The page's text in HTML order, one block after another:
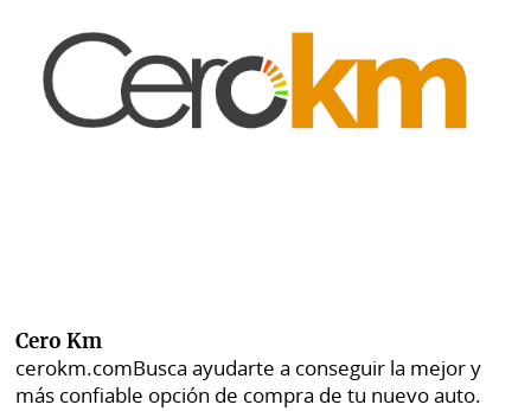
Cero Km
cerokm.comBusca ayudarte a conseguir la mejor y
más confiable opción de compra de tu nuevo auto.